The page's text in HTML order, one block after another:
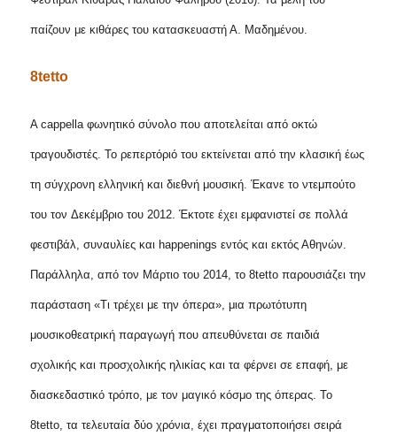
παίζουν με κιθάρες του κατασκευαστή Α. Μαδημένου.
8tetto
Α cappellaφωνητικό σύνολο που αποτελείται από οκτώ
τραγουδιστές. Το ρεπερτόριό του εκτείνεται από την κλασική έως
τη σύγχρονη ελληνική και διεθνή μουσική. Έκανε το ντεμπούτο
του τον Δεκέμβριο του 2012. Έκτοτε έχει εμφανιστεί σε πολλά
φεστιβάλ, συναυλίες και happenings εντός και εκτός Αθηνών.
Παράλληλα, από τον Μάρτιο του 2014, το 8tettoπαρουσιάζει την
παράσταση «Τι τρέχει με την όπερα», μια πρωτότυπη
μουσικοθεατρική παραγωγή που απευθύνεται σε παιδιά
σχολικής και προσχολικής ηλικίας και τα φέρνει σε επαφή, με
διασκεδαστικό τρόπο, με τον μαγικό κόσμο της όπερας. Το
8tetto, τα τελευταία δύο χρόνια, έχει πραγματοποιήσει σειρά